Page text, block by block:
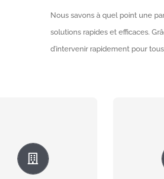
Nous savons à quel point une
solutions rapides et efficaces.
d’intervenir rapidement pour
en panne, notre
se déplace
pour le